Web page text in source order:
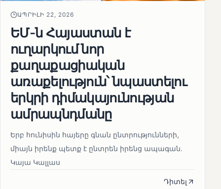
ԱՊՐԻԼԻ 22, 2026
ԵՄ-ն Հայաստան է
ուղարկում նոր
քաղաքացիական
առաքելություն՝ նպաստելու
երկրի դիմակայունության
ամրապնդմանը
Երբ հունիսին հայերը գնան ընտրությունների,
միայն իրենք պետք է ընտրեն իրենց ապագան.
Կայա Կալլաս
Դիտել